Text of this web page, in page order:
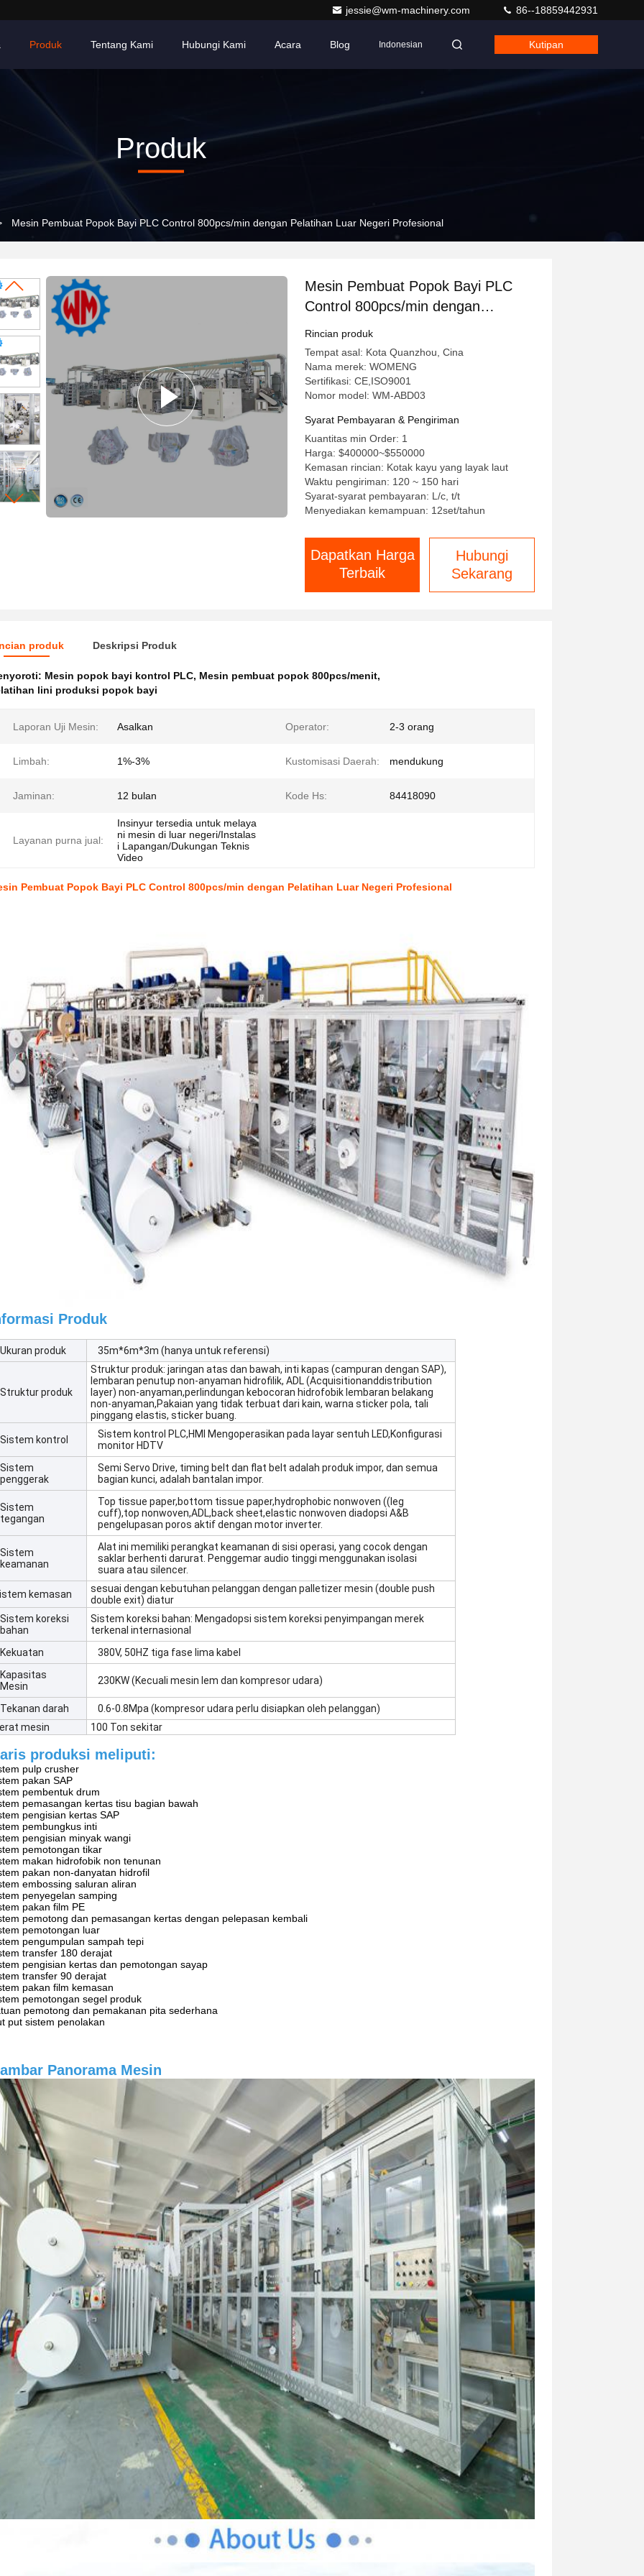
jessie@wm-machinery.com 86--18859442931
Produk Tentang Kami Hubungi Kami Acara Blog Indonesian Kutipan
Produk
Mesin Pembuat Popok Bayi PLC Control 800pcs/min dengan Pelatihan Luar Negeri Profesional
Mesin Pembuat Popok Bayi PLC
Control 800pcs/min dengan
Pelatihan Luar Negeri Profesional
Rincian produk
Tempat asal: Kota Quanzhou, Cina
Nama merek: WOMENG
Sertifikasi: CE,ISO9001
Nomor model: WM-ABD03
Syarat Pembayaran & Pengiriman
Kuantitas min Order: 1
Harga: $400000~$550000
Kemasan rincian: Kotak kayu yang layak laut
Waktu pengiriman: 120 ~ 150 hari
Syarat-syarat pembayaran: L/c, t/t
Menyediakan kemampuan: 12set/tahun
Dapatkan Harga
Terbaik
Hubungi
Sekarang
produk Deskripsi Produk
Mesin popok bayi kontrol PLC, Mesin pembuat popok 800pcs/menit,
lini produksi popok bayi
Laporan Uji Mesin: Asalkan Operator: 2-3 orang
Limbah: 1%-3% Kustomisasi Daerah: mendukung
Jaminan: 12 bulan Kode Hs: 84418090
Layanan purna jual:
Insinyur tersedia untuk melaya
ni mesin di luar negeri/Instalas
i Lapangan/Dukungan Teknis
Video
Pembuat Popok Bayi PLC Control 800pcs/min dengan Pelatihan Luar Negeri Profesional
Produk
Ukuran produk 35m*6m*3m (hanya untuk referensi)
Struktur produk
Struktur produk: jaringan atas dan bawah, inti kapas (campuran dengan SAP),
lembaran penutup non-anyaman hidrofilik, ADL (Acquisitionanddistribution
layer) non-anyaman,perlindungan kebocoran hidrofobik lembaran belakang
non-anyaman,Pakaian yang tidak terbuat dari kain, warna sticker pola, tali
pinggang elastis, sticker buang.
Sistem kontrol
Sistem kontrol PLC,HMI Mengoperasikan pada layar sentuh LED,Konfigurasi
monitor HDTV
Sistem
penggerak
Semi Servo Drive, timing belt dan flat belt adalah produk impor, dan semua
bagian kunci, adalah bantalan impor.
Sistem
tegangan
Top tissue paper,bottom tissue paper,hydrophobic nonwoven ((leg
cuff),top nonwoven,ADL,back sheet,elastic nonwoven diadopsi A&B
pengelupasan poros aktif dengan motor inverter.
Sistem
keamanan
Alat ini memiliki perangkat keamanan di sisi operasi, yang cocok dengan
saklar berhenti darurat. Penggemar audio tinggi menggunakan isolasi
suara atau silencer.
kemasan
sesuai dengan kebutuhan pelanggan dengan palletizer mesin (double push
double exit) diatur
Sistem koreksi
bahan
Sistem koreksi bahan: Mengadopsi sistem koreksi penyimpangan merek
terkenal internasional
Kekuatan
380V, 50HZ tiga fase lima kabel
Kapasitas
Mesin
230KW (Kecuali mesin lem dan kompresor udara)
Tekanan darah
0.6-0.8Mpa (kompresor udara perlu disiapkan oleh pelanggan)
mesin
100 Ton sekitar
produksi meliputi:
pulp crusher
pakan SAP
pembentuk drum
pemasangan kertas tisu bagian bawah
pengisian kertas SAP
pembungkus inti
pengisian minyak wangi
pemotongan tikar
makan hidrofobik non tenunan
pakan non-danyatan hidrofil
embossing saluran aliran
penyegelan samping
pakan film PE
pemotong dan pemasangan kertas dengan pelepasan kembali
pemotongan luar
pengumpulan sampah tepi
transfer 180 derajat
pengisian kertas dan pemotongan sayap
transfer 90 derajat
pakan film kemasan
pemotongan segel produk
pemotong dan pemakanan pita sederhana
put sistem penolakan
Panorama Mesin